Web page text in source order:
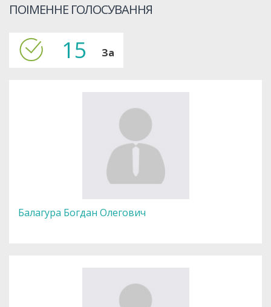
ПОІМЕННЕ ГОЛОСУВАННЯ
15 За
Балагура Богдан Олегович